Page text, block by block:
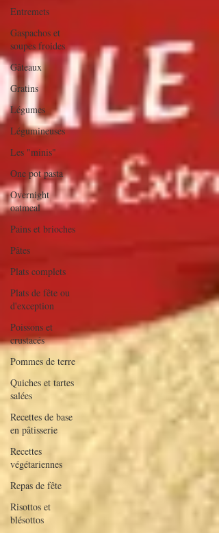
Entremets
Gaspachos et
soupes froides
Gâteaux
Gratins
Légumes
Légumineuses
Les "minis"
One pot pasta
Overnight
oatmeal
Pains et brioches
Pâtes
Plats complets
Plats de fête ou
d'exception
Poissons et
crustacés
Pommes de terre
Quiches et tartes
salées
Recettes de base
en pâtisserie
Recettes
végétariennes
Repas de fête
Risottos et
blésottos